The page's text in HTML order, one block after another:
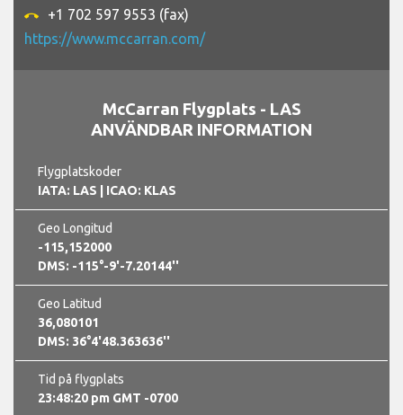
call_end
+1 702 597 9553 (fax)
https://www.mccarran.com/
McCarran Flygplats - LAS
ANVÄNDBAR INFORMATION
Flygplatskoder
IATA: LAS
| ICAO: KLAS
Geo Longitud
-115,152000
DMS: -115°-9'-7.20144''
Geo Latitud
36,080101
DMS: 36°4'48.363636''
Tid på flygplats
23:48:21 pm GMT -0700